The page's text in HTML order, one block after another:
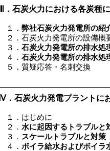
Ⅲ．石炭火力における各炭種
１． 弊社石炭火力発電所の紹
２．石炭火力発電所の設備概
３． 石炭火力発電所の排水処
４． 石炭火力発電所の排水処
５．質疑応答・名刺交換
Ⅳ．石炭火力発電プラントに
１．はじめに
２． 水に起因するトラブルと
３． スケールトラブルと対策
４． ボイラ給水およびボイラ